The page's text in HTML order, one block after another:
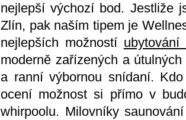
nejlepší výchozí bod. Jestliže
Zlín, pak naším tipem je
nejlepších možností
moderně zařízených a
a ranní výbornou snídaní.
ocení možnost si přímo v
whirpoolu. Milovníky